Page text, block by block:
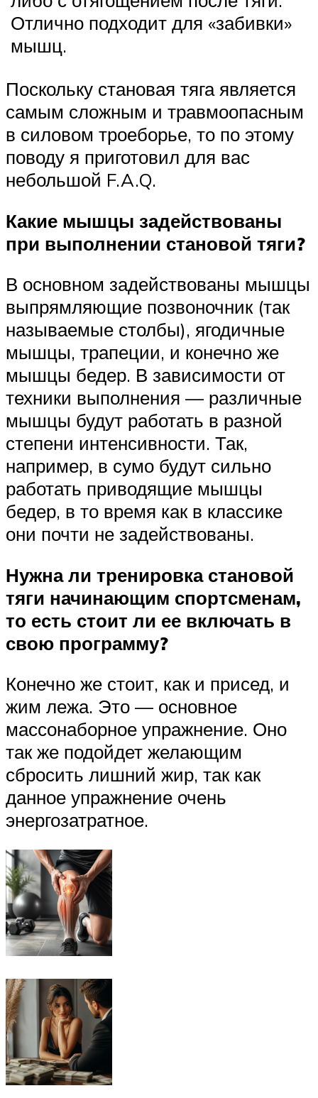
Отлично подходит для «забивки»
мышц.
Поскольку становая тяга является
самым сложным и травмоопасным
в силовом троеборье, то по этому
поводу я приготовил для вас
небольшой F.A.Q.
Какие мышцы задействованы
при выполнении становой тяги?
В основном задействованы мышцы
выпрямляющие позвоночник (так
называемые столбы), ягодичные
мышцы, трапеции, и конечно же
мышцы бедер. В зависимости от
техники выполнения — различные
мышцы будут работать в разной
степени интенсивности. Так,
например, в сумо будут сильно
работать приводящие мышцы
бедер, в то время как в классике
они почти не задействованы.
Нужна ли тренировка становой
тяги начинающим спортсменам,
то есть стоит ли ее включать в
свою программу?
Конечно же стоит, как и присед, и
жим лежа. Это — основное
массонаборное упражнение. Оно
так же подойдет желающим
сбросить лишний жир, так как
данное упражнение очень
энергозатратное.